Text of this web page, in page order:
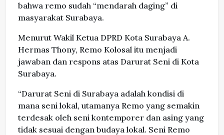
bahwa remo sudah “mendarah daging” di
masyarakat Surabaya.
Menurut Wakil Ketua DPRD Kota Surabaya A.
Hermas Thony, Remo Kolosal itu menjadi
jawaban dan respons atas Darurat Seni di Kota
Surabaya.
“Darurat Seni di Surabaya adalah kondisi di
mana seni lokal, utamanya Remo yang semakin
terdesak oleh seni kontemporer dan asing yang
tidak sesuai dengan budaya lokal. Seni Remo